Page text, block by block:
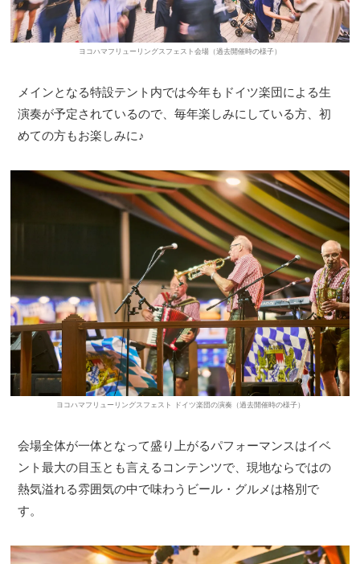
ヨコハマフリューリングスフェスト会場（過去開催時の様子）
メインとなる特設テント内では今年もドイツ楽団による生
演奏が予定されているので、毎年楽しみにしている方、初
めての方もお楽しみに♪
ヨコハマフリューリングスフェスト ドイツ楽団の演奏（過去開催時の様子）
会場全体が一体となって盛り上がるパフォーマンスはイベ
ント最大の目玉とも言えるコンテンツで、現地ならではの
熱気溢れる雰囲気の中で味わうビール・グルメは格別で
す。